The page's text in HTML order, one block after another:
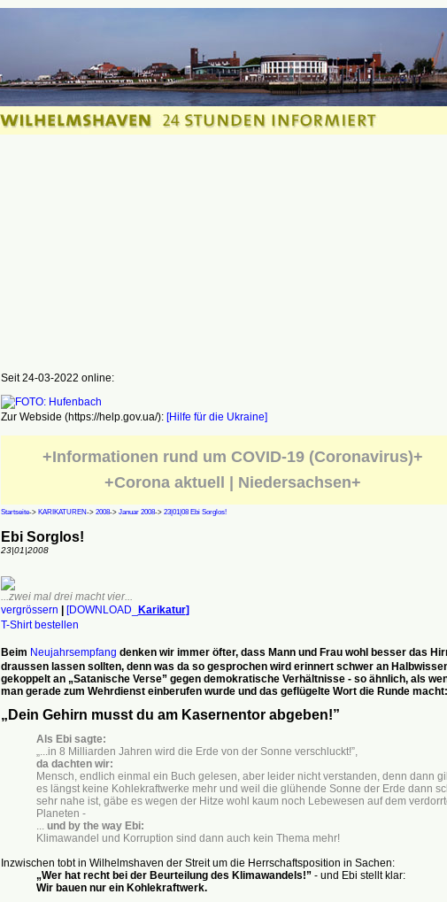
Seit 24-03-2022 online:
Zur Webside (https://help.gov.ua/): [Hilfe für die Ukraine]
+Informationen rund um COVID-19 (Coronavirus)+
+Corona aktuell | Niedersachsen+
Startseite-> KARIKATUREN-> 2008-> Januar 2008-> 23|01|08 Ebi Sorglos!
Ebi Sorglos!
23|01|2008
...zwei mal drei macht vier...
vergrössern
[DOWNLOAD_ Karikatur]
T-Shirt bestellen
Beim Neujahrsempfang denken wir immer öfter, dass Mann und Frau wohl besser das
draussen lassen sollten, denn was da so gesprochen wird erinnert schwer an
gekoppelt an „Satanische Verse” gegen demokratische Verhältnisse - so ähnlich, als
man gerade zum Wehrdienst einberufen wurde und das geflügelte Wort die Runde macht:
„Dein Gehirn musst du am Kasernentor abgeben!”
Als Ebi sagte:
„...in 8 Milliarden Jahren wird die Erde von der Sonne verschluckt!”,
da dachten wir:
Mensch, endlich einmal ein Buch gelesen, aber leider nicht verstanden, denn dann
es längst keine Kohlekraftwerke mehr und weil die glühende Sonne der Erde dann
sehr nahe ist, gäbe es wegen der Hitze wohl kaum noch Lebewesen auf dem
Planeten -
... und by the way Ebi:
Klimawandel und Korruption sind dann auch kein Thema mehr!
Inzwischen tobt in Wilhelmshaven der Streit um die Herrschaftsposition in Sachen:
„Wer hat recht bei der Beurteilung des Klimawandels!” - und Ebi stellt klar:
Wir bauen nur ein Kohlekraftwerk.